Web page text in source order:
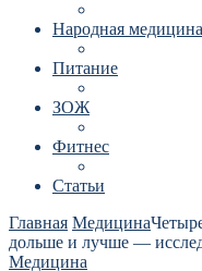
Народная медицина
Питание
ЗОЖ
Фитнес
Статьи
Главная Медицина
дольше и лучше —
Медицина